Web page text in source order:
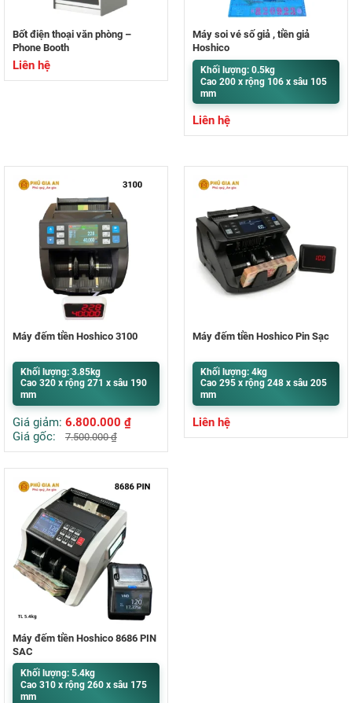
Bốt điện thoại văn phòng –
Phone Booth
Liên hệ
Máy soi vé số giả , tiền giả
Hoshico
Khối lượng: 0.5kg
Cao 200 x rộng 106 x sâu 105
mm
Liên hệ
Máy đếm tiền Hoshico 3100
Khối lượng: 3.85kg
Cao 320 x rộng 271 x sâu 190
mm
Giá giảm: 6.800.000 ₫
Giá gốc:
7.500.000₫
Máy đếm tiền Hoshico Pin Sạc
Khối lượng: 4kg
Cao 295 x rộng 248 x sâu 205
mm
Liên hệ
Máy đếm tiền Hoshico 8686 PIN
SẠC
Khối lượng: 5.4kg
Cao 310 x rộng 260 x sâu 175
mm